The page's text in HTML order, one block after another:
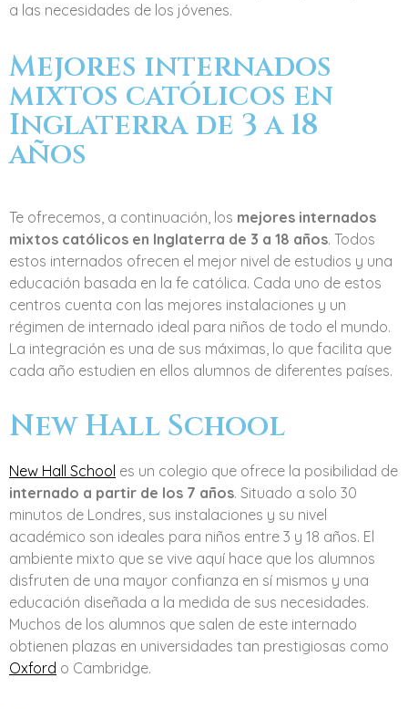
a las necesidades de los jóvenes.
Mejores internados
mixtos católicos en
Inglaterra de 3 a 18
años
Te ofrecemos, a continuación, los mejores internados
mixtos católicos en Inglaterra de 3 a 18 años. Todos
estos internados ofrecen el mejor nivel de estudios y una
educación basada en la fe católica. Cada uno de estos
centros cuenta con las mejores instalaciones y un
régimen de internado ideal para niños de todo el mundo.
La integración es una de sus máximas, lo que facilita que
cada año estudien en ellos alumnos de diferentes países.
New Hall School
New Hall School es un colegio que ofrece la posibilidad de
internado a partir de los 7 años. Situado a solo 30
minutos de Londres, sus instalaciones y su nivel
académico son ideales para niños entre 3 y 18 años. El
ambiente mixto que se vive aquí hace que los alumnos
disfruten de una mayor confianza en sí mismos y una
educación diseñada a la medida de sus necesidades.
Muchos de los alumnos que salen de este internado
obtienen plazas en universidades tan prestigiosas como
Oxford o Cambridge.